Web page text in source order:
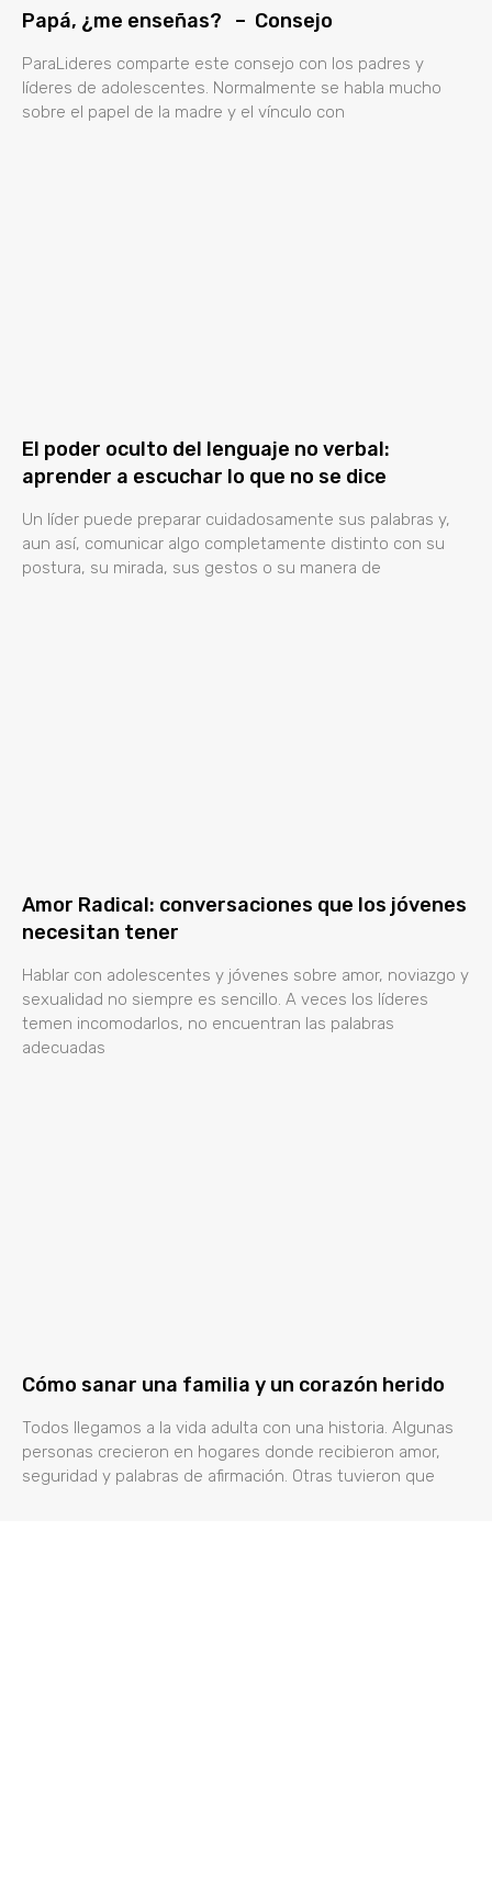
Papá, ¿me enseñas? – Consejo
ParaLideres comparte este consejo con los padres y
líderes de adolescentes. Normalmente se habla mucho
sobre el papel de la madre y el vínculo con
El poder oculto del lenguaje no verbal:
aprender a escuchar lo que no se dice
Un líder puede preparar cuidadosamente sus palabras y,
aun así, comunicar algo completamente distinto con su
postura, su mirada, sus gestos o su manera de
Amor Radical: conversaciones que los jóvenes
necesitan tener
Hablar con adolescentes y jóvenes sobre amor, noviazgo y
sexualidad no siempre es sencillo. A veces los líderes
temen incomodarlos, no encuentran las palabras
adecuadas
Cómo sanar una familia y un corazón herido
Todos llegamos a la vida adulta con una historia. Algunas
personas crecieron en hogares donde recibieron amor,
seguridad y palabras de afirmación. Otras tuvieron que